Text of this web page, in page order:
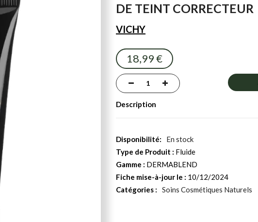
DE TEINT CORRECTEUR
VICHY
18,99 €
Description
En stock
Type de Produit : Fluide
Gamme : DERMABLEND
Fiche mise-à-jour le : 10/12/2024
Catégories :
Soins Cosmétiques Naturels